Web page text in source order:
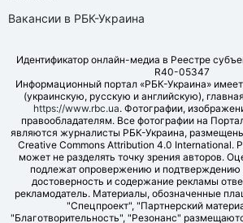
Вакансии в РБК-Украина
Идентификатор онлайн-медиа в Реестре
R40-05347
Информационный портал «РБК-Украина»
(украинскую, русскую и английскую),
https://www.rbc.ua. Фотографии,
правообладателям. Все фотографии на
являются журналисты РБК-Украина,
Creative Commons Attribution 4.0 International.
может не разделять точку зрения авторов.
подлежат опровержению и подтверждению
достоверность и содержание рекламы
рекламодатель. Материалы, обозначенные
"Спецпроект", "Партнерский
"Благотворительность", "Резонанс"